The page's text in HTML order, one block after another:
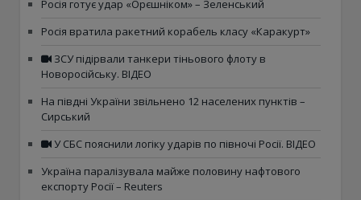
Росія готує удар «Орєшніком» – Зеленський
Росія вратила ракетний корабель класу «Каракурт»
ЗСУ підірвали танкери тіньового флоту в
Новоросійську. ВІДЕО
На півдні України звільнено 12 населених пунктів –
Сирський
У СБС пояснили логіку ударів по півночі Росії. ВІДЕО
Україна паралізувала майже половину нафтового
експорту Росії – Reuters